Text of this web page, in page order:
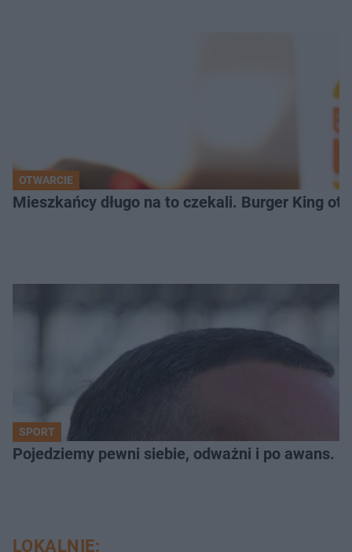
OTWARCIE
Mieszkańcy długo na to czekali. Burger King
SPORT
Pojedziemy pewni siebie, odważni i po awans.
LOKALNIE: